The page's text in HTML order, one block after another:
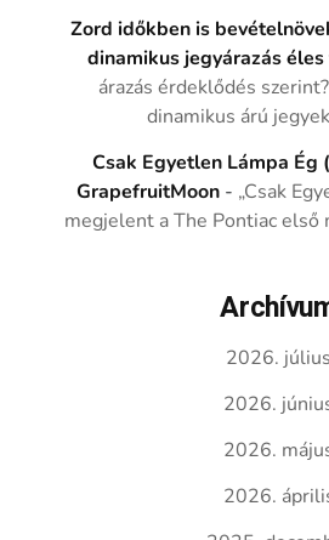
Zord időkben is
dinamikus jegyárazás
árazás érdeklődés
dinamikus árú
Csak Egyetlen Lámpa Ég
GrapefruitMoon - „Csak
megjelent a The Pontiac első
2026. július
2026.
2026.
2026.